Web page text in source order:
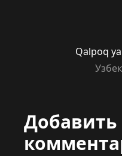
Qalpoq
Добавить